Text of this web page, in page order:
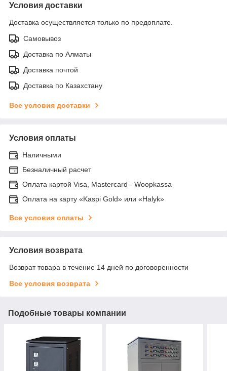
Условия доставки
Доставка осуществляется только по предоплате.
Самовывоз
Доставка по Алматы
Доставка почтой
Доставка по Казахстану
Все условия доставки
Условия оплаты
Наличными
Безналичный расчет
Оплата картой Visa, Mastercard - Woopkassa
Оплата на карту «Kaspi Gold» или «Halyk»
Все условия оплаты
Условия возврата
Возврат товара в течение 14 дней по договоренности
Все условия возврата
Подобные товары компании